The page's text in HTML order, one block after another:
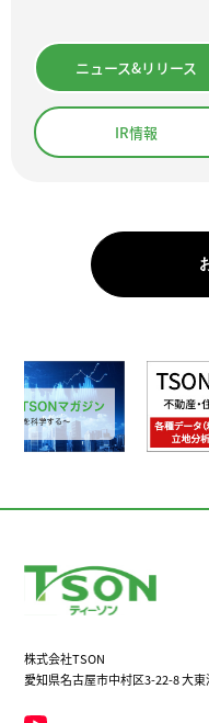
ニュース&リリース
IR情報
株式会社TSON
愛知県名古屋市中村区3-22-8 大